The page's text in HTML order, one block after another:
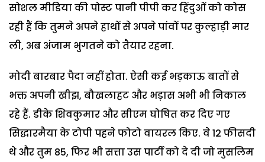
सोशल मीडिया की पोस्ट पानी पीपी कर हिंदुओं को कोस
रही हैं कि तुमने अपने हाथों से अपने पांवों पर कुल्हाड़ी मार
ली, अब अंजाम भुगतने को तैयार रहना.
मोदी बारबार पैदा नहीं होता. ऐसी कई भड़काऊ बातों से
भक्त अपनी खीझ, बौखलाहट और भड़ास अभी भी निकाल
रहे हैं. डीके शिवकुमार और सीएम घोषित कर दिए गए
सिद्धारमैया के टोपी पहने फोटो वायरल किए. वे 12 फीसदी
थे और तुम 85, फिर भी सत्ता उस पार्टी को दे दी जो मुसलिम